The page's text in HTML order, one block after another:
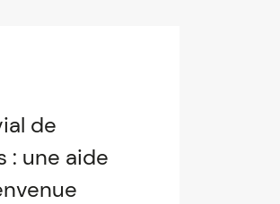
de
: une aide